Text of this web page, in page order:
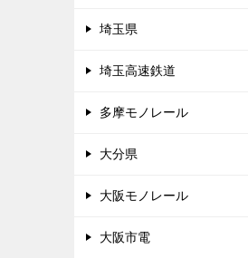
埼玉県
埼玉高速鉄道
多摩モノレール
大分県
大阪モノレール
大阪市電